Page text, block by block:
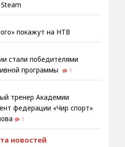
покажут на НТВ
стали победителями
программы
1
тренер Академии
федерации «Чир спорт»
1
новостей